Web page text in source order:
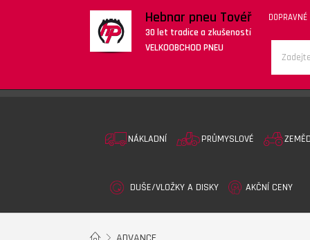
Hebnar pneu Tovéř
30 let tradice a zkušeností
VELKOOBCHOD PNEU
DOPRAVNÉ
NÁKLADNÍ PRŮMYSLOVÉ
DUŠE/VLOŽKY A DISKY AKČNÍ CENY